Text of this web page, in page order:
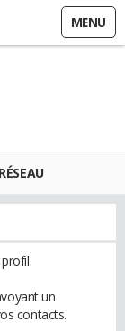
MENU
RÉSEAU
un
contacts.